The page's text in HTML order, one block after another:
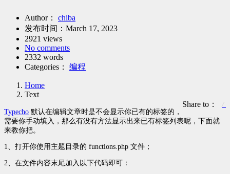
Author：
chiba
发布时间： March 17, 2023
2921 views
No comments
2332 words
Categories：
编程
Home
Text
Share to：
Typecho 默认在编辑文章时是不会显示你已有的标签的，
需要你手动填入，那么有没有方法显示出来已有标签列表呢，下面就
来教你把。
1、打开你使用主题目录的 functions.php 文件；
2、在文件内容末尾加入以下代码即可：